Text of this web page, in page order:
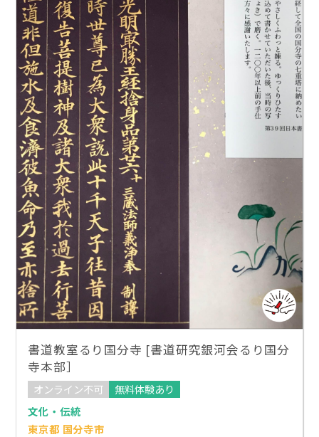
書道教室るり国分寺 [書道研究銀河会るり国分
寺本部］
オンライン不可
無料体験あり
文化・伝統
東京都 国分寺市